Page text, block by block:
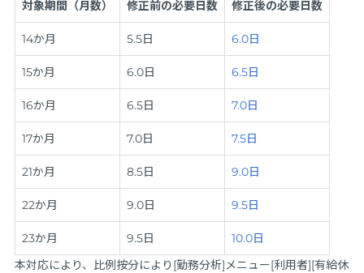
対象期間（月数） 修正前の必要日数 修正後の必要日数
14か月 5.5日 6.0日
15か月 6.0日 6.5日
16か月 6.5日 7.0日
17か月 7.0日 7.5日
21か月 8.5日 9.0日
22か月 9.0日 9.5日
23か月 9.5日
10.0日
本対応により、比例按分により[勤務分析]メニュー[利用者][有給休